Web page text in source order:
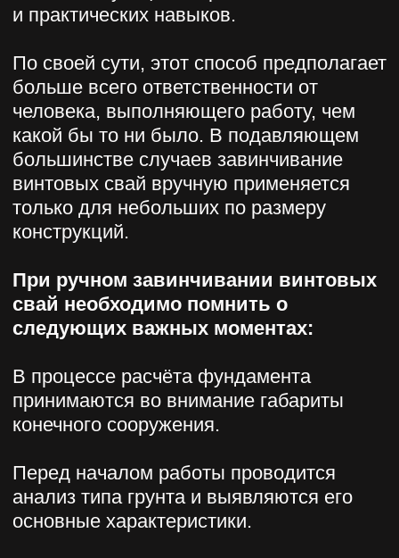
Учитывается вероятность подхода
Количество и диаметр винтовых свай
устанавливается на основании
мощностной нагрузки на них.
Также винтовые сваи иногда требуют
выравнивания. На этот случай следует
выполнять работу с небольшим
запасом, чтобы при необходимости
можно было произвести подрезку
элементов.
точное количество винтовых свай и всех
остальных материалов, можно
приступать к работе. Первый этап —
разделение площадки на
проводится уборка территории от
строительного и другого мусора,
подводятся коммуникации, в том числе
электроэнергия и водоснабжение. Если
работа выполняется зимой, то с
строительство сооружения, вывозится
снег.
Монтаж винтовых свай: основные